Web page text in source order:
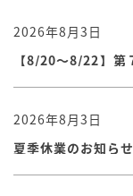
2026年8月3日
2026年8月3日
夏季休業のお知らせ